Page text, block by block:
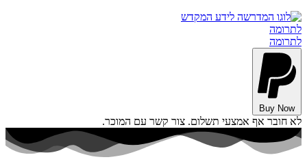
לתרומה
לתרומה
Buy Now
לא חובר אף אמצעי תשלום. צור קשר עם המוכר.